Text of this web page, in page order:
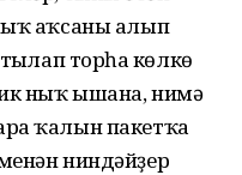
аҡсаны алып
торһаң көлкө
ныҡ ышана, нимә
ҡалын пакетҡа
ниндәйҙер